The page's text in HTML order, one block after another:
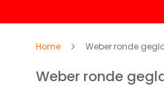
Home Weber ronde
Weber ronde